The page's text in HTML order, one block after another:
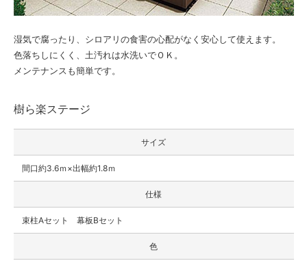
湿気で腐ったり、シロアリの食害の心配がなく安心して使えます。
色落ちしにくく、土汚れは水洗いでＯＫ。
メンテナンスも簡単です。
樹ら楽ステージ
サイズ
間口約3.6ｍ×出幅約1.8ｍ
仕様
束柱Aセット 幕板Bセット
色